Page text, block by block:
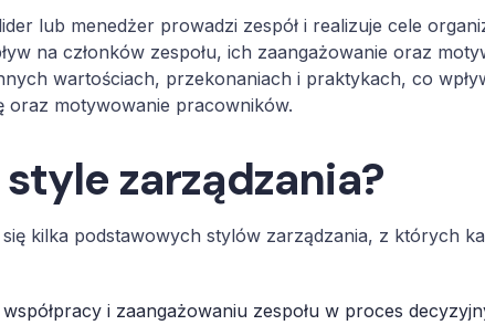
lub menedżer prowadzi zespół i realizuje cele
na członków zespołu, ich zaangażowanie oraz
wartościach, przekonaniach i praktykach, co
oraz motywowanie pracowników.
zarządzania?
kilka podstawowych stylów zarządzania, z których
i zaangażowaniu zespołu w proces